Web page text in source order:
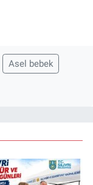
Asel bebek